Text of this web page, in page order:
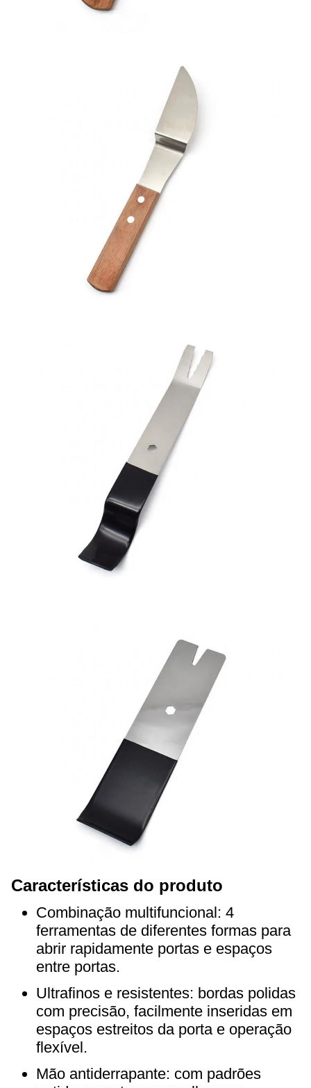
Características do produto
Combinação multifuncional: 4
ferramentas de diferentes formas para
abrir rapidamente portas e espaços
entre portas.
Ultrafinos e resistentes: bordas polidas
com precisão, facilmente inseridas em
espaços estreitos da porta e operação
flexível.
Mão antiderrapante: com padrões